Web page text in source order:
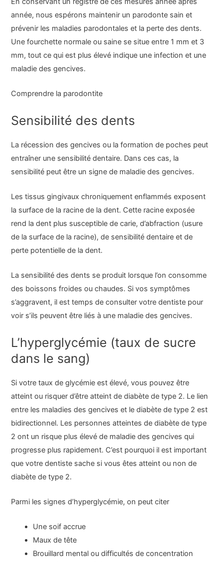
année, nous espérons maintenir un parodonte sain et
prévenir les maladies parodontales et la perte des dents.
Une fourchette normale ou saine se situe entre 1 mm et 3
mm, tout ce qui est plus élevé indique une infection et une
maladie des gencives.
Comprendre la parodontite
Sensibilité des dents
La récession des gencives ou la formation de poches peut
entraîner une sensibilité dentaire. Dans ces cas, la
sensibilité peut être un signe de maladie des gencives.
Les tissus gingivaux chroniquement enflammés exposent
la surface de la racine de la dent. Cette racine exposée
rend la dent plus susceptible de carie, d’abfraction (usure
de la surface de la racine), de sensibilité dentaire et de
perte potentielle de la dent.
La sensibilité des dents se produit lorsque l’on consomme
des boissons froides ou chaudes. Si vos symptômes
s’aggravent, il est temps de consulter votre dentiste pour
voir s’ils peuvent être liés à une maladie des gencives.
L’hyperglycémie (taux de sucre
dans le sang)
Si votre taux de glycémie est élevé, vous pouvez être
atteint ou risquer d’être atteint de diabète de type 2. Le lien
entre les maladies des gencives et le diabète de type 2 est
bidirectionnel. Les personnes atteintes de diabète de type
2 ont un risque plus élevé de maladie des gencives qui
progresse plus rapidement. C’est pourquoi il est important
que votre dentiste sache si vous êtes atteint ou non de
diabète de type 2.
Parmi les signes d’hyperglycémie, on peut citer
Une soif accrue
Maux de tête
Brouillard mental ou difficultés de concentration